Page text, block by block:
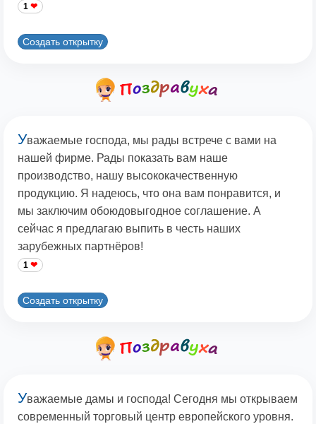
1
Создать открытку
Уважаемые господа, мы рады встрече с вами на
нашей фирме. Рады показать вам наше
производство, нашу высококачественную
продукцию. Я надеюсь, что она вам понравится, и
мы заключим обоюдовыгодное соглашение. А
сейчас я предлагаю выпить в честь наших
зарубежных партнёров!
1
Создать открытку
Уважаемые дамы и господа! Сегодня мы открываем
современный торговый центр европейского уровня.